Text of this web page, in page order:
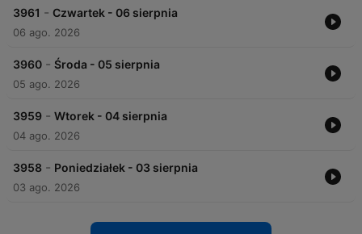
3961 - Czwartek - 06 sierpnia
06 ago. 2026
3960 - Środa - 05 sierpnia
05 ago. 2026
3959 - Wtorek - 04 sierpnia
04 ago. 2026
3958 - Poniedziałek - 03 sierpnia
03 ago. 2026